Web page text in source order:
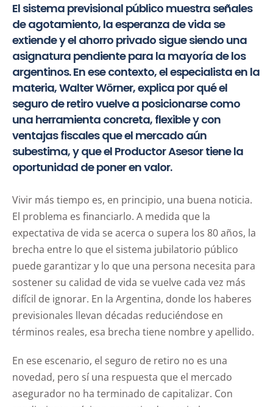
El sistema previsional público muestra señales
de agotamiento, la esperanza de vida se
extiende y el ahorro privado sigue siendo una
asignatura pendiente para la mayoría de los
argentinos. En ese contexto, el especialista en la
materia, Walter Wörner, explica por qué el
seguro de retiro vuelve a posicionarse como
una herramienta concreta, flexible y con
ventajas fiscales que el mercado aún
subestima, y que el Productor Asesor tiene la
oportunidad de poner en valor.
Vivir más tiempo es, en principio, una buena noticia.
El problema es financiarlo. A medida que la
expectativa de vida se acerca o supera los 80 años, la
brecha entre lo que el sistema jubilatorio público
puede garantizar y lo que una persona necesita para
sostener su calidad de vida se vuelve cada vez más
difícil de ignorar. En la Argentina, donde los haberes
previsionales llevan décadas reduciéndose en
términos reales, esa brecha tiene nombre y apellido.
En ese escenario, el seguro de retiro no es una
novedad, pero sí una respuesta que el mercado
asegurador no ha terminado de capitalizar. Con